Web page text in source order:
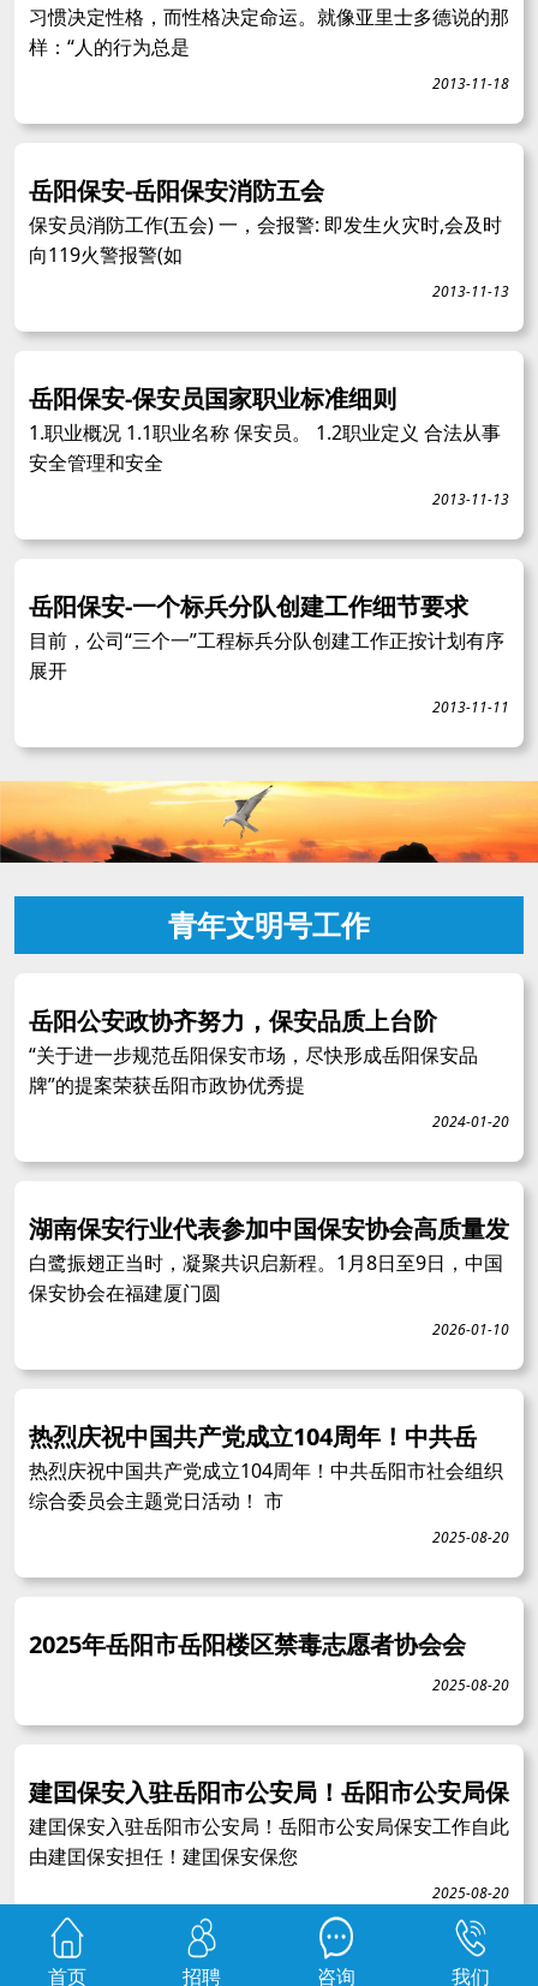
习惯决定性格，而性格决定命运。就像亚里士多德说的那
样：“人的行为总是
2013-11-18
岳阳保安-岳阳保安消防五会
保安员消防工作(五会) 一，会报警: 即发生火灾时,会及时
向119火警报警(如
2013-11-13
岳阳保安-保安员国家职业标准细则
1.职业概况 1.1职业名称 保安员。 1.2职业定义 合法从事
安全管理和安全
2013-11-13
岳阳保安-一个标兵分队创建工作细节要求
目前，公司“三个一”工程标兵分队创建工作正按计划有序
展开
2013-11-11
青年文明号工作
岳阳公安政协齐努力，保安品质上台阶
“关于进一步规范岳阳保安市场，尽快形成岳阳保安品
牌”的提案荣获岳阳市政协优秀提
2024-01-20
湖南保安行业代表参加中国保安协会高质量发
白鹭振翅正当时，凝聚共识启新程。1月8日至9日，中国
保安协会在福建厦门圆
2026-01-10
热烈庆祝中国共产党成立104周年！中共岳
热烈庆祝中国共产党成立104周年！中共岳阳市社会组织
综合委员会主题党日活动！ 市
2025-08-20
2025年岳阳市岳阳楼区禁毒志愿者协会会
2025-08-20
建囯保安入驻岳阳市公安局！岳阳市公安局保
建囯保安入驻岳阳市公安局！岳阳市公安局保安工作自此
由建囯保安担任！建囯保安保您
2025-08-20
首页 招聘 咨询 我们